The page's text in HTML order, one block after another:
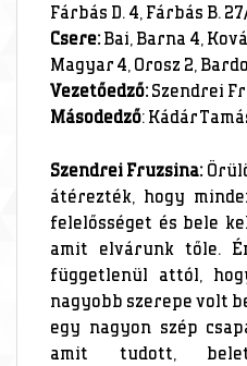
Fárbás D. 4, Fárbás B.
Csere:Bai, Barna 4,
Magyar 4, Orosz 2,
Vezetőedző:Szendrei
Másodedző: Kádár
Szendrei Fruzsina:
átérezték, hogy
felelősséget és bele
amit elvárunk tőle.
függetlenül attól,
nagyobb szerepe volt
egy nagyon szép
amit tudott,